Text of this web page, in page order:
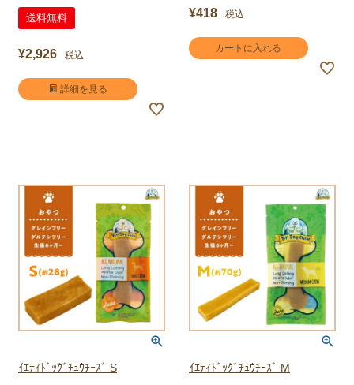
送料無料
¥2,926 税込
詳細を見る
¥418 税込
カートに入れる
ｲｴﾃｨﾄﾞｯｸﾞﾁｭｳﾁｰｽﾞ S ｲｴﾃｨﾄﾞｯｸﾞﾁｭｳﾁｰｽﾞ M